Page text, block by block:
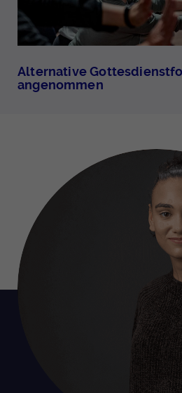
Alternative
angenommen